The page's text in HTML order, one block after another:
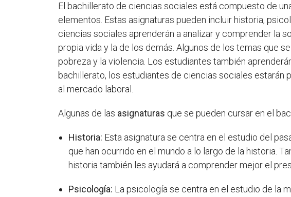
El bachillerato de ciencias sociales está compuesto de
elementos. Estas asignaturas pueden incluir historia,
ciencias sociales aprenderán a analizar y comprender la
propia vida y la de los demás. Algunos de los temas que
pobreza y la violencia. Los estudiantes también
bachillerato, los estudiantes de ciencias sociales estarán
al mercado laboral.
Algunas de las asignaturas que se pueden cursar en el
Historia: Esta asignatura se centra en el estudio del
que han ocurrido en el mundo a lo largo de la historia.
historia también les ayudará a comprender mejor el
Psicología: La psicología se centra en el estudio de la